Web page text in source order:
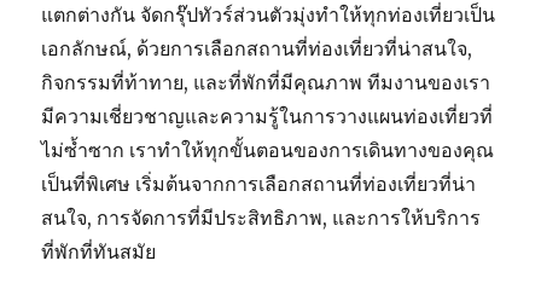
แตกต่างกัน จัดกรุ๊ปทัวร์ส่วนตัวมุ่งทำให้ทุกท่องเที่ยวเป็น
เอกลักษณ์, ด้วยการเลือกสถานที่ท่องเที่ยวที่น่าสนใจ,
กิจกรรมที่ท้าทาย, และที่พักที่มีคุณภาพ ทีมงานของเรา
มีความเชี่ยวชาญและความรู้ในการวางแผนท่องเที่ยวที่
ไม่ซ้ำซาก เราทำให้ทุกขั้นตอนของการเดินทางของคุณ
เป็นที่พิเศษ เริ่มต้นจากการเลือกสถานที่ท่องเที่ยวที่น่า
สนใจ, การจัดการที่มีประสิทธิภาพ, และการให้บริการ
ที่พักที่ทันสมัย